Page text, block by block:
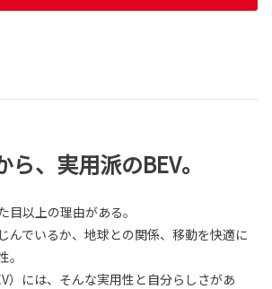
ら、実用派のBEV。
目以上の理由がある。
んでいるか、地球との関係、移動を快適に
）には、そんな実用性と自分らしさがあ